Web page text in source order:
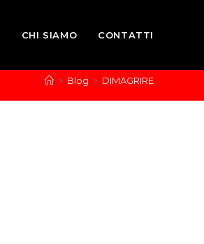
CHI SIAMO CONTATTI
> Blog > DIMAGRIRE